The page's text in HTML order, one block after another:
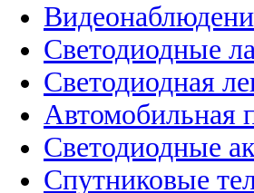
Светодиодные
Светодиодная
Автомобильная
Светодиодные
Спутниковые